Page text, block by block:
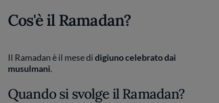
Cos'è il Ramadan?
Il Ramadan è il mese didigiuno celebrato dai
musulmani.
Quando si svolge il Ramadan?